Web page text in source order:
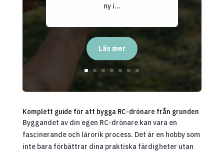
ny i...
Läs mer
Komplett guide för att bygga RC-drönare från grunden
Byggandet av din egen RC-drönare kan vara en
fascinerande och lärorik process. Det är en hobby som
inte bara förbättrar dina praktiska färdigheter utan